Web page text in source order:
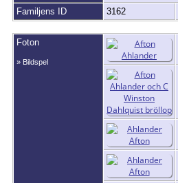
Familjens ID
3162
Foton
» Bildspel